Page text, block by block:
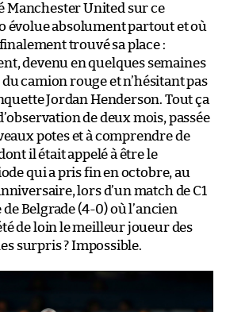
Manchester United sur ce
évolue absolument partout et où
trouvé sa place :
devenu en quelques semaines
camion rouge et n’hésitant pas
Jordan Henderson. Tout ça
de deux mois, passée
potes et à comprendre de
il était appelé à être le
qui a pris fin en octobre, au
lors d’un match de C1
de Belgrade (4-0) où l’ancien
de loin le meilleur joueur des
surpris ? Impossible.